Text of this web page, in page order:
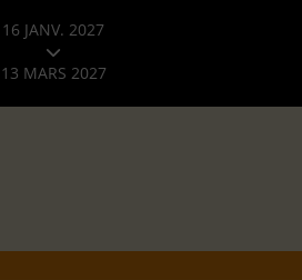
16 JANV. 2027
13 MARS 2027